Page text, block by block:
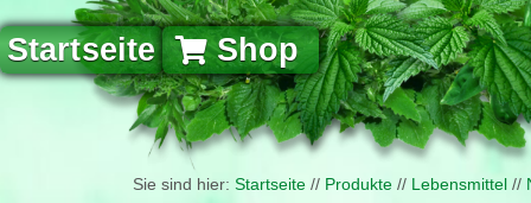
Startseite Shop
Sie sind hier: Startseite // Produkte // Lebensmittel //